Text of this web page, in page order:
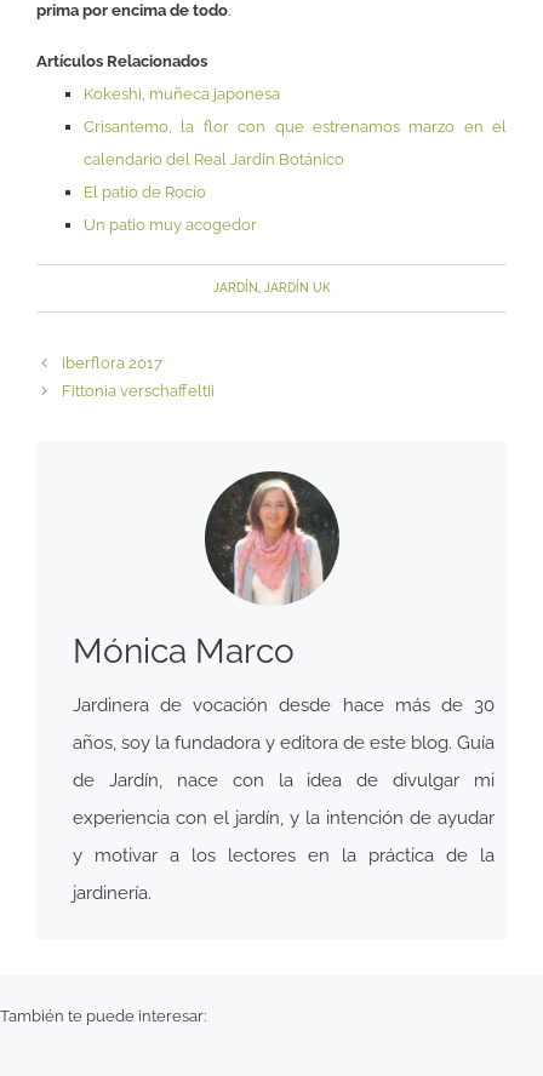
prima por encima de todo.
Artículos Relacionados
Kokeshi, muñeca japonesa
Crisantemo, la flor con que estrenamos marzo en el
calendario del Real Jardín Botánico
El patio de Rocío
Un patio muy acogedor
JARDÍN, JARDÍN UK
Iberflora 2017
Fittonia verschaffeltii
Mónica Marco
Jardinera de vocación desde hace más de 30
años, soy la fundadora y editora de este blog. Guía
de Jardín, nace con la idea de divulgar mi
experiencia con el jardín, y la intención de ayudar
y motivar a los lectores en la práctica de la
jardinería.
También te puede interesar: